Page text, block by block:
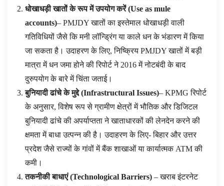
धोखाधड़ी खातों के रूप में उपयोग करें(Use as mule
accounts)– PMJDY खातों का इस्तेमाल धोखाधड़ी वाली
गतिविधियों जैसे कि मनी लॉन्ड्रिंग या काले धन के भंडारण में किया
जा सकता है। उदाहरण के लिए, निष्क्रिय PMJDY खातों में बड़ी
मात्रा में धन जमा होने की रिपोर्ट ने 2016 में नोटबंदी के बाद
दुरुपयोग के बारे में चिंता जताई।
बुनियादी ढांचे के मुद्दे(Infrastructural Issues)– KPMG रिपोर्ट
के अनुसार, विशेष रूप से ग्रामीण क्षेत्रों में भौतिक और डिजिटल
बुनियादी ढांचे की अपर्याप्तता ने खाताधारकों की लेनदेन करने की
क्षमता में बाधा उत्पन्न की है। उदाहरण के लिए- बिहार और उत्तर
प्रदेश जैसे राज्यों के गांवों में बैंक शाखाओं या कार्यात्मक ATM की
कमी।
तकनीकी बाधाएं(Technological Barriers) – खराब इंटरनेट